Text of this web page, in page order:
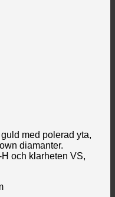
med polerad yta,
diamanter.
och klarheten VS,